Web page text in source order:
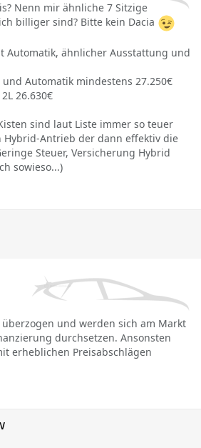
Nenn mir ähnliche 7 Sitzige
billiger sind? Bitte kein Dacia
Automatik, ähnlicher Ausstattung und
Automatik mindestens 27.250€
26.630€
sind laut Liste immer so teuer
Hybrid-Antrieb der dann effektiv die
Steuer, Versicherung Hybrid
sowieso...)
und werden sich am Markt
durchsetzen. Ansonsten
erheblichen Preisabschlägen